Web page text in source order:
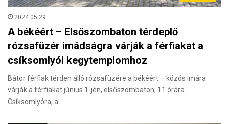
2024.05.29.
A békéért – Elsőszombaton térdeplő
rózsafüzér imádságra várják a férfiakat a
csíksomlyói kegytemplomhoz
Bátor férfiak térden álló rózsafüzére a békéért – közös imára
várják a férfiakat június 1-jén, elsőszombaton, 11 órára
Csíksomlyóra, a…